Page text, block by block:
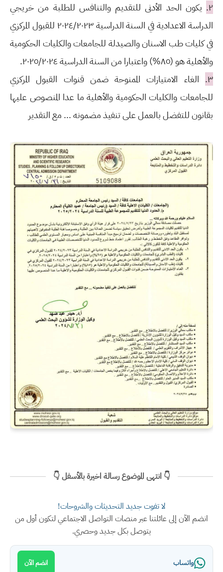
٢. يكون الحد الأدنى للتقديم والتنافس للطلبة من خريجي
الدراسة الاعدادية في السنة الدراسية ٢٠٢٤/۲۰۲۳ للقبول المركزي
في كليات طب الاسنان والصيدلة للجامعات والكليات الحكومية
والأهلية هو (٨٥%) واعتبارا من السنة الدراسية ٢٠٢٥/٢٠٢٤.
٣.
الغاء الامتيازات الممنوحة ضمن قنوات القبول المركزي
للجامعات والكليات الحكومية والأهلية ما عدا المنصوص عليها
بقانون للتفضل بالعمل على تنفيذ مضمونه ... مع التقدير
👇 انتهى الموضوع رسالة اخيرة بالأسفل 👇
لا تفوت جديد التحديثات والشروحات!
انضم الآن إلى عائلتنا عبر منصات التواصل الاجتماعي لتكون أول من
يتوصل بكل جديد وحصري.
واتساب انضم الآن